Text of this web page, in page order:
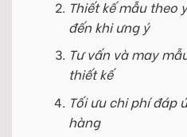
Thiết kế mẫu theo
đến khi ưng ý
Tư vấn và may
thiết kế
Tối ưu chi phí đáp
hàng